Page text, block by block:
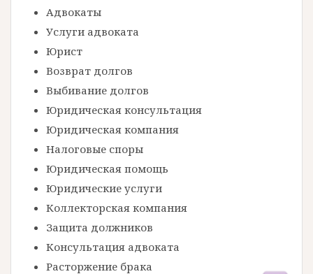
Адвокаты
Услуги адвоката
Юрист
Возврат долгов
Выбивание долгов
Юридическая консультация
Юридическая компания
Налоговые споры
Юридическая помощь
Юридические услуги
Коллекторская компания
Защита должников
Консультация адвоката
Расторжение брака